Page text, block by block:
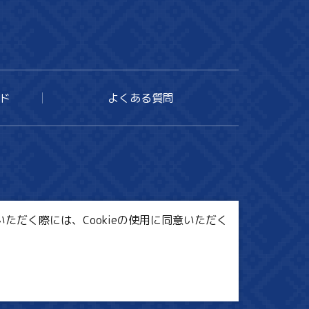
よくある質問
だく際には、Cookieの使用に同意いただく